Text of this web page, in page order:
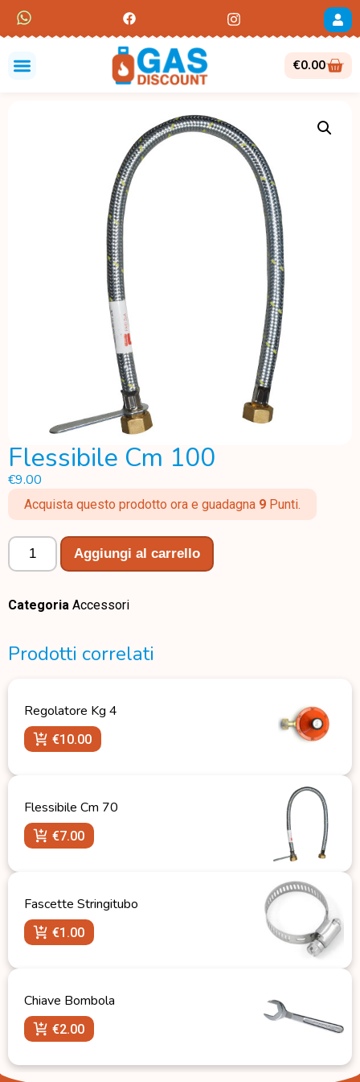
€0.00
Flessibile Cm 100
€9.00
Acquista questo prodotto ora e guadagna 9 Punti.
Aggiungi al carrello
Categoria Accessori
Prodotti correlati
Regolatore Kg 4
€10.00
Flessibile Cm 70
€7.00
Fascette Stringitubo
€1.00
Chiave Bombola
€2.00